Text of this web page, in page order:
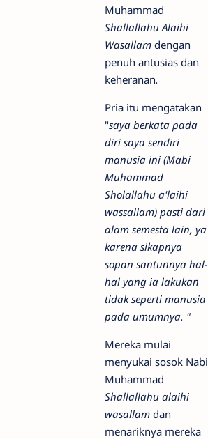
Muhammad
Shallallahu Alaihi
Wasallam dengan
penuh antusias dan
keheranan.
Pria itu mengatakan
"saya berkata pada
diri saya sendiri
manusia ini (Mabi
Muhammad
Sholallahu a'laihi
wassallam) pasti dari
alam semesta lain, ya
karena sikapnya
sopan santunnya hal-
hal yang ia lakukan
tidak seperti manusia
pada umumnya. "
Mereka mulai
menyukai sosok Nabi
Muhammad
Shallallahu alaihi
wasallam dan
menariknya mereka